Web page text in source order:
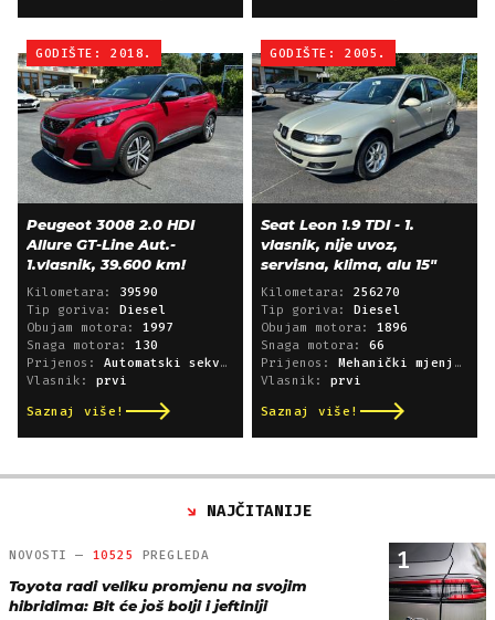
GODIŠTE: 2018.
Peugeot 3008 2.0 HDI
Allure GT-Line Aut.-
1.vlasnik, 39.600 km!
Kilometara: 39590
Tip goriva: Diesel
Obujam motora: 1997
Snaga motora: 130
Prijenos: Automatski sekvencijski
Vlasnik: prvi
Saznaj više!
GODIŠTE: 2005.
Seat Leon 1.9 TDI - 1.
vlasnik, nije uvoz,
servisna, klima, alu 15"
Kilometara: 256270
Tip goriva: Diesel
Obujam motora: 1896
Snaga motora: 66
Prijenos: Mehanički mjenjač
Vlasnik: prvi
Saznaj više!
NAJČITANIJE
1
NOVOSTI — 10525 PREGLEDA
Toyota radi veliku promjenu na svojim
hibridima: Bit će još bolji i jeftiniji